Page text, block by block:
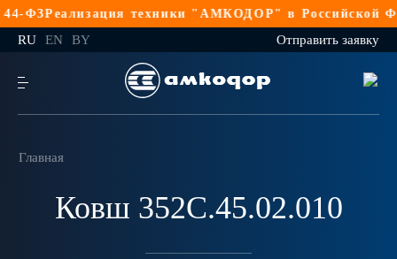
ФЗРеализация техники "АМКОДОР" в Российской
RU EN BY Отправить заявку
Главная
Ковш 352С.45.02.010